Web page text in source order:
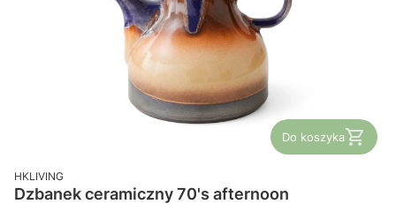
Do koszyka
PRODUCENT
HKLIVING
Dzbanek ceramiczny 70's afternoon